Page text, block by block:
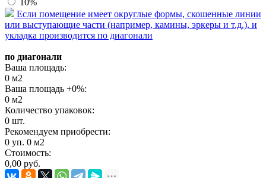
10%
Если помещение имеет округлые формы, скошенные линии
или выступающие части (например, камины, эркеры и т.д.), и
укладка производится по диагонали
по диагонали
Ваша площадь:
0 м2
Ваша площадь +0%:
0 м2
Количество упаковок:
0 шт.
Рекомендуем приобрести:
0 уп. 0 м2
Стоимость:
0,00 руб.